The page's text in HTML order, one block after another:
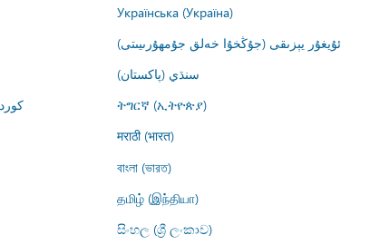
Українська (Україна)
ئۇيغۇر يېزىقى (جۇڭخۇا خەلق جۇمھۇرىيىتى)
سنڌي (پاکستان)
ትግርኛ (ኢትዮጵያ)
मराठी (भारत)
বাংলা (ভারত)
தமிழ் (இந்தியா)
සිංහල (ශ්‍රී ලංකාව)